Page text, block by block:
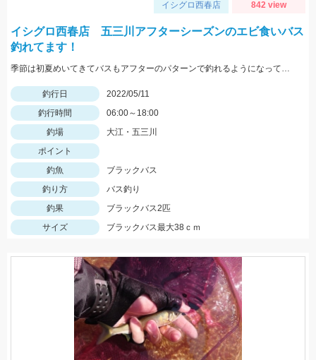
イシグロ西春店 842 view
イシグロ西春店 五三川アフターシーズンのエビ食いバス
釣れてます！
季節は初夏めいてきてバスもアフターのパターンで釣れるようになってきました！この時期の鉄板はエビパターン！ヤマセンコ―や沈み蟲、MPSのノーシンカーが効果バツグンですよ！
釣行日
2022/05/11
釣行時間
06:00～18:00
釣場
大江・五三川
ポイント
釣魚
ブラックバス
釣り方
バス釣り
釣果
ブラックバス2匹
サイズ
ブラックバス最大38ｃｍ